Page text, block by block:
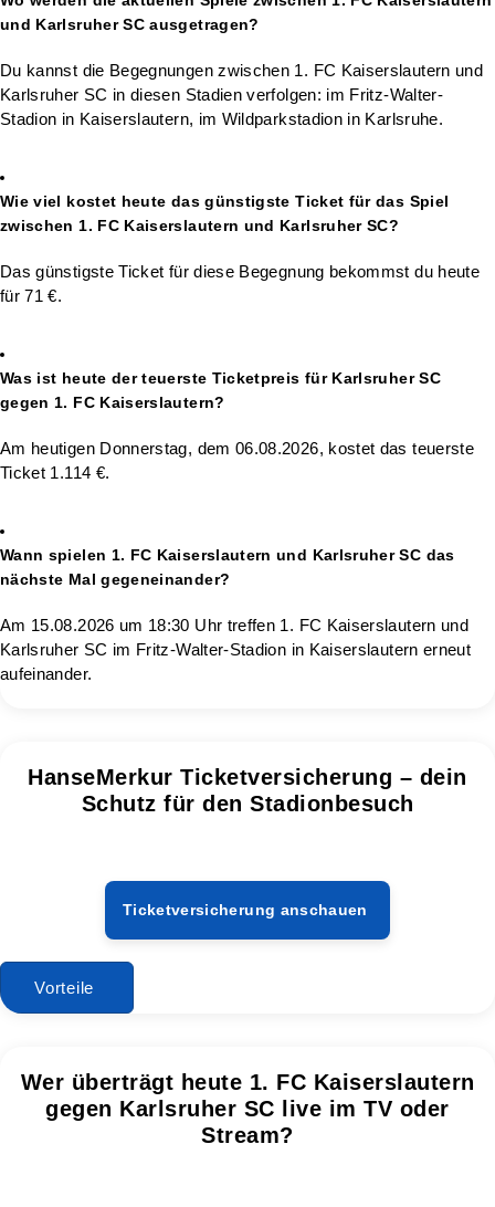
und Karlsruher SC ausgetragen?
Du kannst die Begegnungen zwischen 1. FC Kaiserslautern und
Karlsruher SC in diesen Stadien verfolgen: im Fritz-Walter-
Stadion in Kaiserslautern, im Wildparkstadion in Karlsruhe.
Wie viel kostet heute das günstigste Ticket für das Spiel
zwischen 1. FC Kaiserslautern und Karlsruher SC?
Das günstigste Ticket für diese Begegnung bekommst du heute
für 71 €.
Was ist heute der teuerste Ticketpreis für Karlsruher SC
gegen 1. FC Kaiserslautern?
Am heutigen Donnerstag, dem 06.08.2026, kostet das teuerste
Ticket 1.114 €.
Wann spielen 1. FC Kaiserslautern und Karlsruher SC das
nächste Mal gegeneinander?
Am 15.08.2026 um 18:30 Uhr treffen 1. FC Kaiserslautern und
Karlsruher SC im Fritz-Walter-Stadion in Kaiserslautern erneut
aufeinander.
HanseMerkur Ticketversicherung – dein
Schutz für den Stadionbesuch
Ticketversicherung anschauen
Vorteile
Wer überträgt heute 1. FC Kaiserslautern
gegen Karlsruher SC live im TV oder
Stream?